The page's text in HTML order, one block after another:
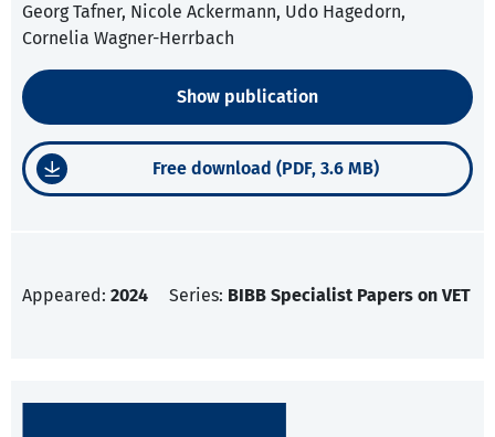
Georg Tafner, Nicole Ackermann, Udo Hagedorn,
Cornelia Wagner-Herrbach
Show publication
Free download (PDF, 3.6 MB)
Appeared: 2024 Series: BIBB Specialist Papers on VET